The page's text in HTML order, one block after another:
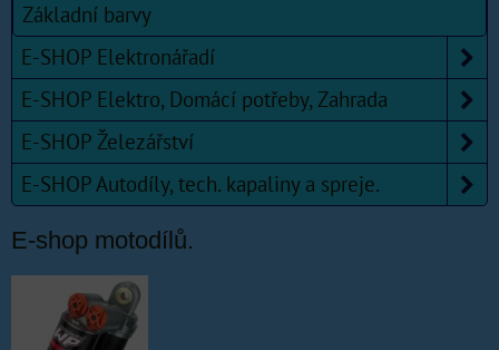
Základní barvy
E-SHOP Elektronářadí
E-SHOP Elektro, Domácí potřeby, Zahrada
E-SHOP Železářství
E-SHOP Autodíly, tech. kapaliny a spreje.
E-shop motodílů.